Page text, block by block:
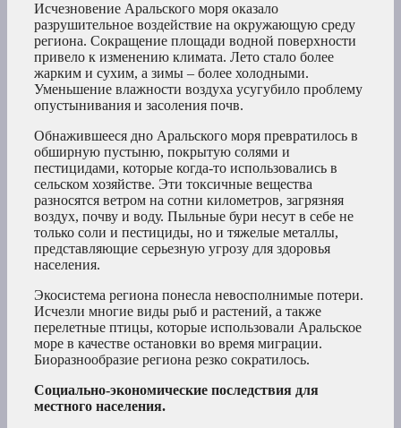
Исчезновение Аральского моря оказало
разрушительное воздействие на окружающую среду
региона. Сокращение площади водной поверхности
привело к изменению климата. Лето стало более
жарким и сухим, а зимы – более холодными.
Уменьшение влажности воздуха усугубило проблему
опустынивания и засоления почв.
Обнажившееся дно Аральского моря превратилось в
обширную пустыню, покрытую солями и
пестицидами, которые когда-то использовались в
сельском хозяйстве. Эти токсичные вещества
разносятся ветром на сотни километров, загрязняя
воздух, почву и воду. Пыльные бури несут в себе не
только соли и пестициды, но и тяжелые металлы,
представляющие серьезную угрозу для здоровья
населения.
Экосистема региона понесла невосполнимые потери.
Исчезли многие виды рыб и растений, а также
перелетные птицы, которые использовали Аральское
море в качестве остановки во время миграции.
Биоразнообразие региона резко сократилось.
Социально-экономические последствия для
местного населения.